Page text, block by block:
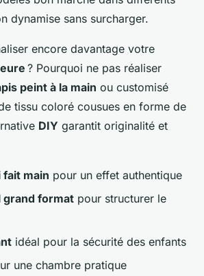
dynamise sans surcharger.
encore davantage votre
? Pourquoi ne pas réaliser
peint à la main ou customisé
tissu coloré cousues en forme de
DIY garantit originalité et
fait main pour un effet authentique
format pour structurer le
idéal pour la sécurité des enfants
une chambre pratique